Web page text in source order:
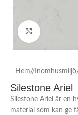
Click to
Hem/ Inomhusmiljö/
Silestone Ariel
Silestone Ariel är en
material som kan ge